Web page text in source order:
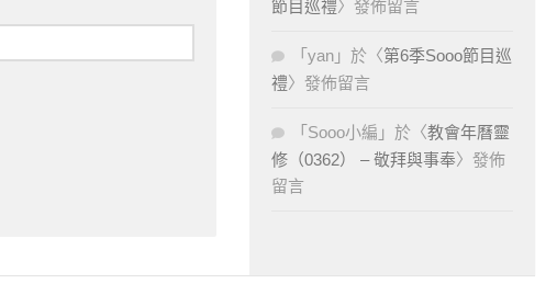
節目巡禮〉發佈留言
「 yan 」於〈第6季Sooo節目巡
禮〉發佈留言
「 Sooo小編 」於〈教會年曆靈
修（0362） – 敬拜與事奉〉發佈
留言